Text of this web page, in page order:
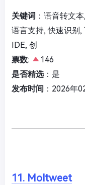
关键词 ：语音转文
语言支持, 快速识别,
IDE, 创
票数:
146
是否精选：是
发布时间 ：2026年
11. Moltweet